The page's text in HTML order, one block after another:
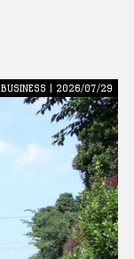
BUSINESS | 2026/07/29